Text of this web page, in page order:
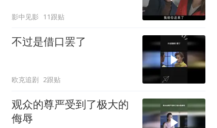
影中见影 11跟贴
不过是借口罢了
欧克追剧 2跟贴
观众的尊严受到了极大的
侮辱